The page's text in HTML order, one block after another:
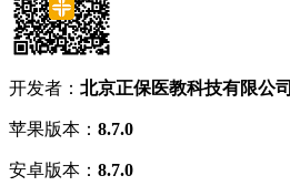
开发者： 北京正保医教科技有限公司
苹果版本： 8.7.0
安卓版本： 8.7.0